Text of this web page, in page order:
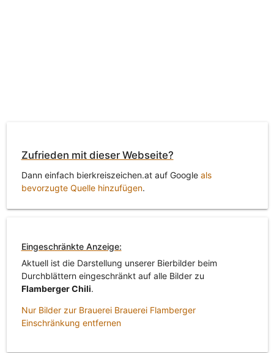
Zufrieden mit dieser Webseite?
Dann einfach bierkreiszeichen.at auf Google als
bevorzugte Quelle hinzufügen.
Eingeschränkte Anzeige:
Aktuell ist die Darstellung unserer Bierbilder beim
Durchblättern eingeschränkt auf alle Bilder zu
Flamberger Chili.
Nur Bilder zur Brauerei Brauerei Flamberger
Einschränkung entfernen